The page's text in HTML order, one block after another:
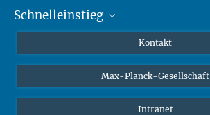
Mastodon
Schnelleinstieg
Schüler*innen
Kontakt
Max-Planck-Gesellschaft
Intranet